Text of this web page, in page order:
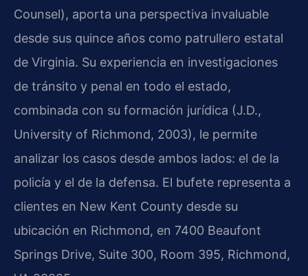
Counsel), aporta una perspectiva invaluable
desde sus quince años como patrullero estatal
de Virginia. Su experiencia en investigaciones
de tránsito y penal en todo el estado,
combinada con su formación jurídica (J.D.,
University of Richmond, 2003), le permite
analizar los casos desde ambos lados: el de la
policía y el de la defensa. El bufete representa a
clientes en New Kent County desde su
ubicación en Richmond, en 7400 Beaufont
Springs Drive, Suite 300, Room 395, Richmond,